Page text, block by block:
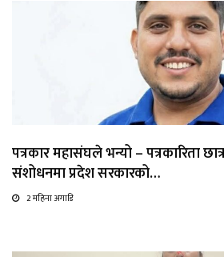
पत्रकार महासंघले भन्यो – पत्रकारिता
संशोधनमा प्रदेश सरकारको…
2 महिना अगाडि